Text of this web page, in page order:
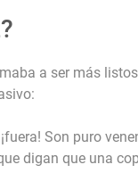
a ser más
Son puro
digan que una